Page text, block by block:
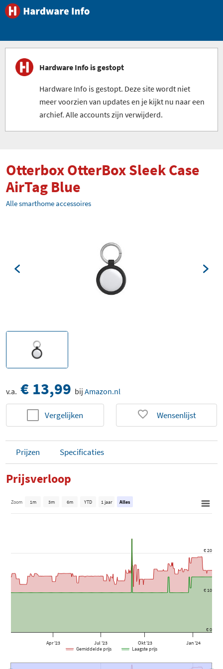
Hardware Info is gestopt
Hardware Info is gestopt. Deze site wordt niet
meer voorzien van updates en je kijkt nu naar een
archief. Alle accounts zijn verwijderd.
Otterbox OtterBox Sleek Case
AirTag Blue
Alle smarthome accessoires
v.a. € 13,99 bij Amazon.nl
Vergelijken Wensenlijst
Prijzen Specificaties
Prijsverloop
Apr '23 Jul '23 Okt '23 Jan '24
€ 0
€ 10
€ 20
Zoom 1m 3m 6m YTD 1 jaar Alles
Gemiddelde prijs Laagste prijs